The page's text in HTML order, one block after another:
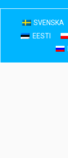
SVENSKA
EESTI